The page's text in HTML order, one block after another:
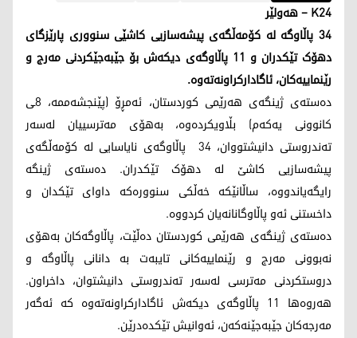
K24 – هەولێر
٣٤ پاڵاوگە لە کۆمەڵگەی پیشەسازیی کاشێی سنووری پارێزگای
دهۆک تێکدران و ١١ پاڵاوگەی دیکەش بۆ جێبەجێکردنی مەرج و
رێنماییەکان، ئاگادارکراونەتەوە.
دەستەی ژینگەی هەرێمی کوردستان، ئەمڕۆ (پێنجشەممە، ٨ـی
کانوونی یەکەم) بڵاویکردەوە، بەهۆی مەترسییان لەسەر
تەندروستی دانیشتووان، 34 پاڵاوگەی نایاسایی لە کۆمەڵگەی
پیشەسازیی کاشێ لە دهۆک تێکدران. دەستەی ژینگە
رایگەیاندووە، ساڵانێکە خەڵكی سنوورەکە داوای تێکدان و
داخستنی ئەو پاڵاوگانانەیان کردووە.
دەستەی ژینگەی هەرێمی کوردستان دەڵێت، پاڵاوگەکان بەهۆی
نەبوونی مەرج و رێنماییەکانی تایبەت بە دانانی پاڵاوگە و
دروستکردنی مەترسی لەسەر تەندروستی دانیشتوان، داخراون.
هەروەها 11 پاڵاوگەی دیکەش ئاگادارکراونەتەوە کە ئەگەر
مەرجەکان جێبەجێنەکەن، ئەوانیش تێکدەدرێن.